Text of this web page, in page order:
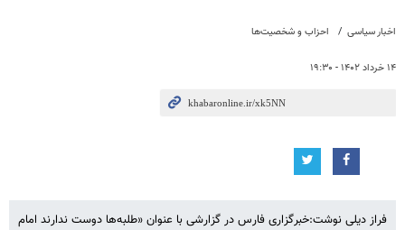
اخبار سیاسی احزاب و شخصیت‌ها
۱۴ خرداد ۱۴۰۲ - ۱۹:۳۰
فراز دیلی نوشت:خبرگزاری فارس در گزارشی با عنوان «طلبه‌ها دوست ندارند امام